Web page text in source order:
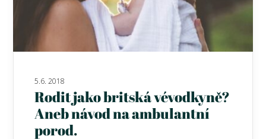
5.6. 2018
Rodit jako britská vévodkyně?
Aneb návod na ambulantní
porod.